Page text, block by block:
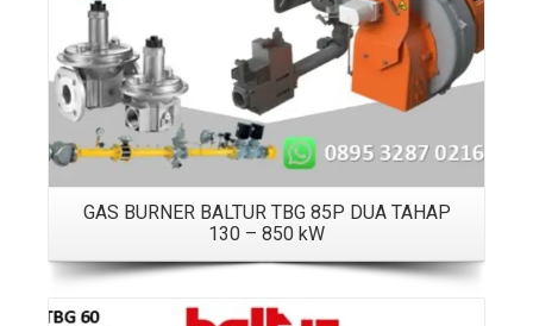
GAS BURNER BALTUR TBG 85P DUA TAHAP
130 – 850 kW